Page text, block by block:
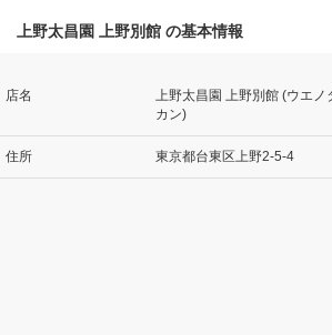
上野太昌園 上野別館 の基本情報
店名
上野太昌園 上野別館 (ウエ
カン)
住所 東京都台東区上野2-5-4